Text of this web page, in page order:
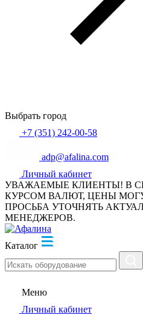
Выбрать город
+7 (351) 242-00-58
adp@afalina.com
Личный кабинет
УВАЖАЕМЫЕ КЛИЕНТЫ! В
КУРСОМ ВАЛЮТ, ЦЕНЫ
ПРОСЬБА УТОЧНЯТЬ
МЕНЕДЖЕРОВ.
Каталог
Меню
Личный кабинет